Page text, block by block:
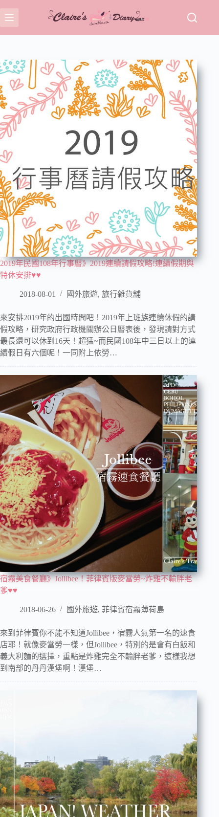
至
主
容
2019年民國108年行事曆》2019連續請假攻略!連續假期與
特休安排♥♥
2018-08-01 國外旅遊, 旅行雜貨舖
來安排2019年的出國時間吧！2019年上班族連續休假的請
假攻略，研究政府行政機關辦公日曆表後，發現請對方式
最長還可以休到16天！超猛~而民國108年中三日以上的連
續假日有六個呢！一同附上依勞…
宿霧美食餐廳》Jollibee！菲律賓版麥當勞~炸雞不輸胖老
爹♥♥
2018-06-26 國外旅遊, 菲律賓宿霧薄荷島
來到菲律賓你不能不知道Jollibee，宿霧人氣第一名的速食
店耶！就像麥當勞一樣，但Jollibee，特別的是會有白飯和
義大利麵的選擇，重點是炸雞完全不輸胖老爹，這樣我想
到南部的丹丹漢堡啊！漢堡…